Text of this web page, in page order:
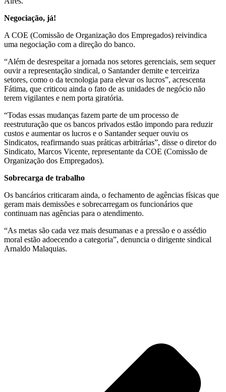
Negociação, já!
A COE (Comissão de Organização dos Empregados) reivindica
uma negociação com a direção do banco.
“Além de desrespeitar a jornada nos setores gerenciais, sem sequer
ouvir a representação sindical, o Santander demite e terceiriza
setores, como o da tecnologia para elevar os lucros”, acrescenta
Fátima, que criticou ainda o fato de as unidades de negócio não
terem vigilantes e nem porta giratória.
“Todas essas mudanças fazem parte de um processo de
reestruturação que os bancos privados estão impondo para reduzir
custos e aumentar os lucros e o Santander sequer ouviu os
Sindicatos, reafirmando suas práticas arbitrárias”, disse o diretor do
Sindicato, Marcos Vicente, representante da COE (Comissão de
Organização dos Empregados).
Sobrecarga de trabalho
Os bancários criticaram ainda, o fechamento de agências físicas que
geram mais demissões e sobrecarregam os funcionários que
continuam nas agências para o atendimento.
“As metas são cada vez mais desumanas e a pressão e o assédio
moral estão adoecendo a categoria”, denuncia o dirigente sindical
Arnaldo Malaquias.